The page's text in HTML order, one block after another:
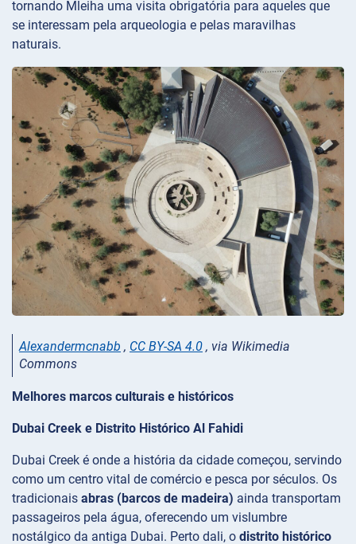
tornando Mleiha uma visita obrigatória para aqueles que
se interessam pela arqueologia e pelas maravilhas
naturais.
Alexandermcnabb , CC BY-SA 4.0 , via Wikimedia
Commons
Melhores marcos culturais e históricos
Dubai Creek e Distrito Histórico Al Fahidi
Dubai Creek é onde a história da cidade começou, servindo
como um centro vital de comércio e pesca por séculos. Os
tradicionais abras (barcos de madeira) ainda transportam
passageiros pela água, oferecendo um vislumbre
nostálgico da antiga Dubai. Perto dali, o distrito histórico